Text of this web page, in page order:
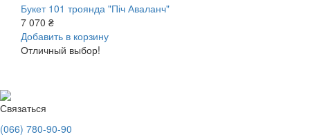
Букет 101 троянда "Піч Аваланч"
7 070 ₴
Добавить в корзину
Отличный выбор!
Связаться
(066) 780-90-90